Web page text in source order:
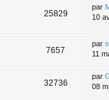
25829
par
10
7657
par
11
32736
par
08